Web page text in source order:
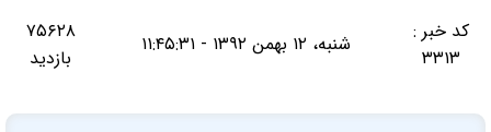
کد خبر :
۳۳۱۳
شنبه، ۱۲ بهمن ۱۳۹۲ - ۱۱:۴۵:۳۱
۷۵۶۲۸
بازدید